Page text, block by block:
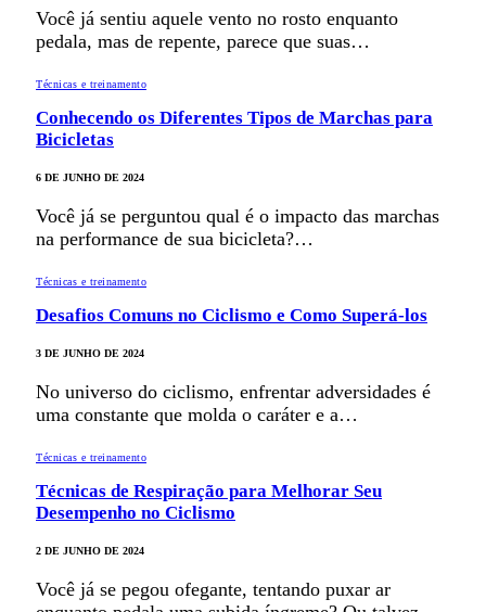
Você já sentiu aquele vento no rosto enquanto
pedala, mas de repente, parece que suas…
Técnicas e treinamento
Conhecendo os Diferentes Tipos de Marchas para
Bicicletas
6 DE JUNHO DE 2024
Você já se perguntou qual é o impacto das marchas
na performance de sua bicicleta?…
Técnicas e treinamento
Desafios Comuns no Ciclismo e Como Superá-los
3 DE JUNHO DE 2024
No universo do ciclismo, enfrentar adversidades é
uma constante que molda o caráter e a…
Técnicas e treinamento
Técnicas de Respiração para Melhorar Seu
Desempenho no Ciclismo
2 DE JUNHO DE 2024
Você já se pegou ofegante, tentando puxar ar